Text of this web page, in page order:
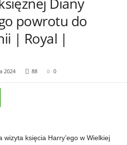
powrotu do
| Royal |
2024 88 0
wizyta księcia Harry’ego w Wielkiej